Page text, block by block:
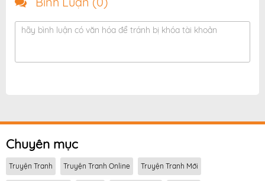
Chương 75
Chương 74
22/04/2026
Chương 72
22/04/2026
Chương 67
Chương 66
03/02/2026
hãy bình luận có văn hóa để tránh bị khóa tài khoản
Chuyên mục
Truyện Tranh Truyện Tranh Online Truyện Tranh Mới